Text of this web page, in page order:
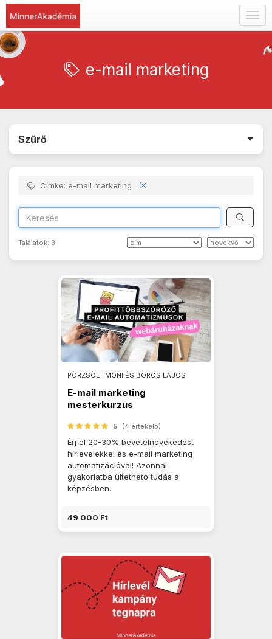
e-mail marketing
Szűrő
Címke: e-mail marketing
Találatok: 3
PÖRZSÖLT MÓNI ÉS BOROS LAJOS
E-mail marketing
mesterkurzus
5 (4 értékelő)
Érj el 20-30% bevételnövekedést
hírlevelekkel és e-mail marketing
automatizációval! Azonnal
gyakorlatba ültethető tudás a
képzésben.
49 000 Ft